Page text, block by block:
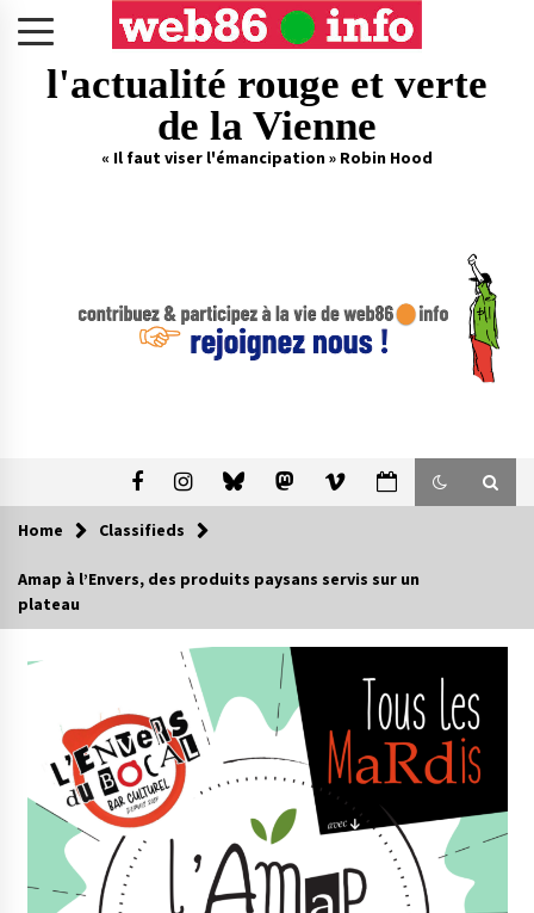
l'actualité rouge et verte
de la Vienne
« Il faut viser l'émancipation » Robin Hood
Home Classifieds
Amap à l’Envers, des produits paysans servis sur un
plateau